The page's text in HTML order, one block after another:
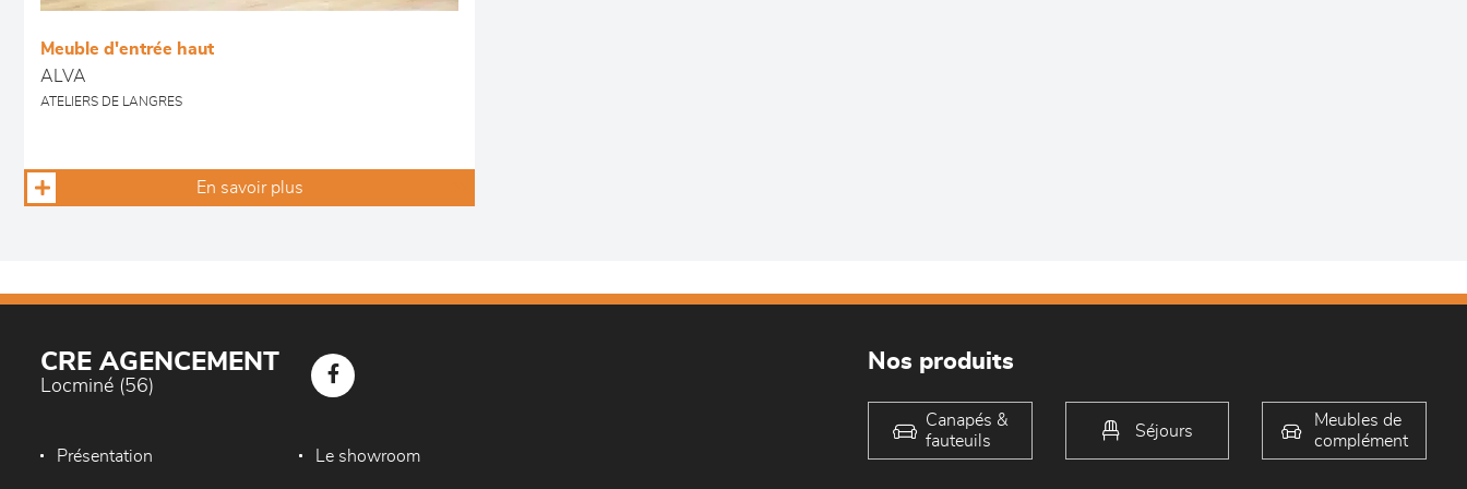
Meuble d'entrée haut
ALVA
ATELIERS DE LANGRES
En savoir plus
CRE AGENCEMENT
Locminé (56)
Présentation Le showroom
Nos produits
Canapés &
fauteuils
Séjours
Meubles de
complément